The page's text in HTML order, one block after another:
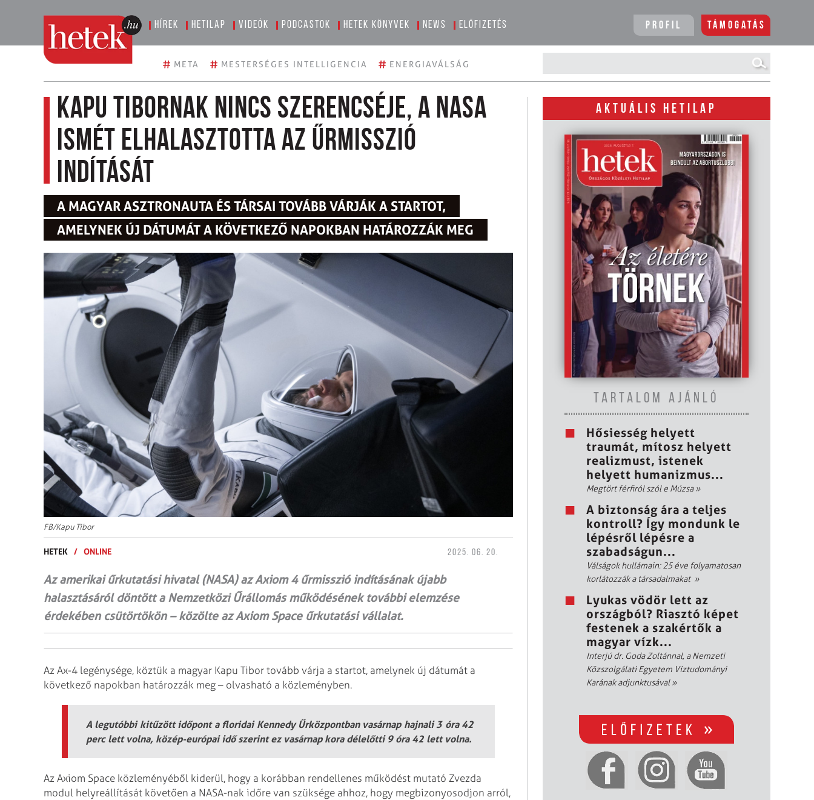
Hírek Hetilap Videók Podcastok Hetek könyvek News Előfizetés Profil Támogatás
# META # MESTERSÉGES INTELLIGENCIA # ENERGIAVÁLSÁG
Kapu Tibornak nincs szerencséje, a NASA
ismét elhalasztotta az űrmisszió
indítását
A MAGYAR ASZTRONAUTA ÉS TÁRSAI TOVÁBB VÁRJÁK A STARTOT,
AMELYNEK ÚJ DÁTUMÁT A KÖVETKEZŐ NAPOKBAN HATÁROZZÁK MEG
FB/Kapu Tibor
HETEK / ONLINE 2025. 06. 20.
Az amerikai űrkutatási hivatal (NASA) az Axiom 4 űrmisszió indításának újabb
halasztásáról döntött a Nemzetközi Űrállomás működésének további elemzése
érdekében csütörtökön – közölte az Axiom Space űrkutatási vállalat.
Az Ax-4 legénysége, köztük a magyar Kapu Tibor tovább várja a startot, amelynek új dátumát a
következő napokban határozzák meg – olvasható a közleményben.
A legutóbbi kitűzött időpont a floridai Kennedy Űrközpontban vasárnap hajnali 3 óra 42
perc lett volna, közép-európai idő szerint ez vasárnap kora délelőtti 9 óra 42 lett volna.
Az Axiom Space közleményéből kiderül, hogy a korábban rendellenes működést mutató Zvezda
modul helyreállítását követően a NASA-nak időre van szüksége ahhoz, hogy megbizonyosodjon arról,
AKTUÁLIS HETILAP
TARTALOM AJÁNLÓ
Hősiesség helyett
traumát, mítosz helyett
realizmust, istenek
helyett humanizmus...
Megtört férfiról szól e Múzsa»
A biztonság ára a teljes
kontroll? Így mondunk le
lépésről lépésre a
szabadságun...
Válságok hullámain: 25 éve folyamatosan
korlátozzák a társadalmakat »
Lyukas vödör lett az
országból? Riasztó képet
festenek a szakértők a
magyar vízk...
Interjú dr. Goda Zoltánnal, a Nemzeti
Közszolgálati Egyetem Víztudományi
Karának adjunktusával»